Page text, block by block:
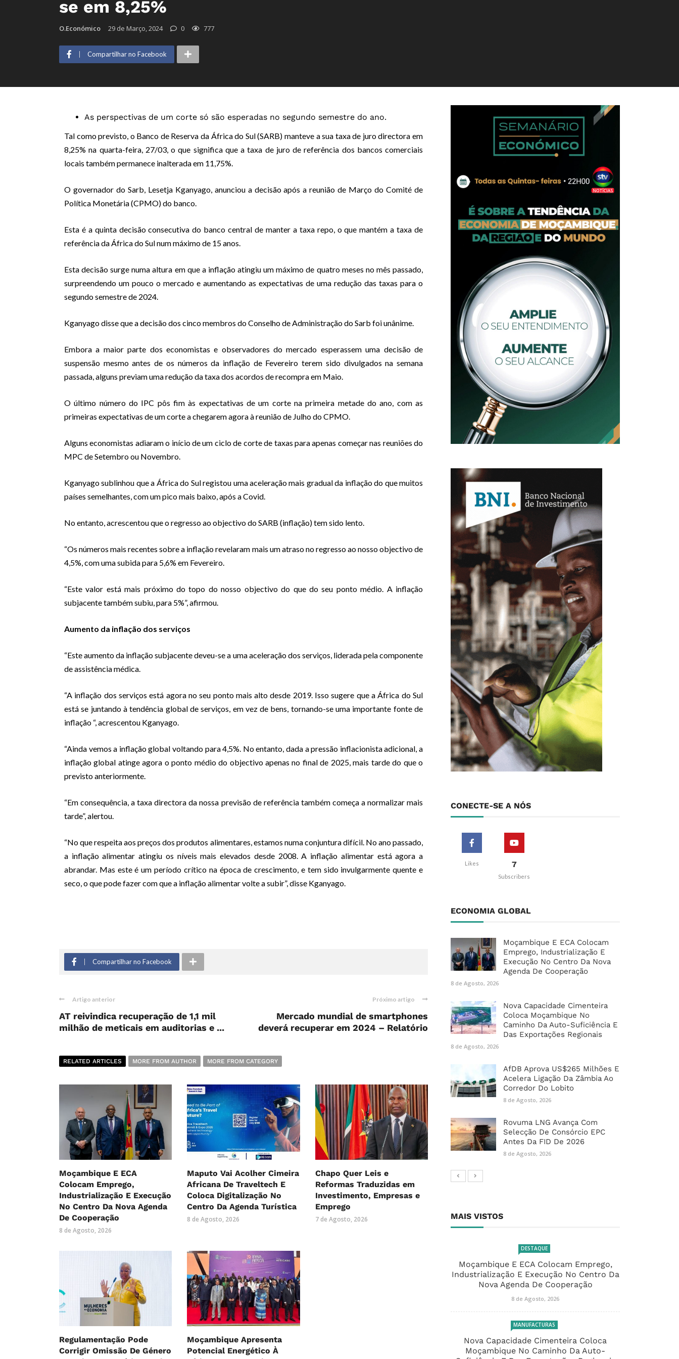
se em 8,25%
O.Económico 29 de Março, 2024 0 777
Compartilhar no Facebook
As perspectivas de um corte só são esperadas no segundo semestre do ano.
Tal como previsto, o Banco de Reserva da África do Sul (SARB) manteve a sua taxa de juro directora em
8,25% na quarta-feira, 27/03, o que significa que a taxa de juro de referência dos bancos comerciais
locais também permanece inalterada em 11,75%.
O governador do Sarb, Lesetja Kganyago, anunciou a decisão após a reunião de Março do Comité de
Política Monetária (CPMO) do banco.
Esta é a quinta decisão consecutiva do banco central de manter a taxa repo, o que mantém a taxa de
referência da África do Sul num máximo de 15 anos.
Esta decisão surge numa altura em que a inflação atingiu um máximo de quatro meses no mês passado,
surpreendendo um pouco o mercado e aumentando as expectativas de uma redução das taxas para o
segundo semestre de 2024.
Kganyago disse que a decisão dos cinco membros do Conselho de Administração do Sarb foi unânime.
Embora a maior parte dos economistas e observadores do mercado esperassem uma decisão de
suspensão mesmo antes de os números da inflação de Fevereiro terem sido divulgados na semana
passada, alguns previam uma redução da taxa dos acordos de recompra em Maio.
O último número do IPC pôs fim às expectativas de um corte na primeira metade do ano, com as
primeiras expectativas de um corte a chegarem agora à reunião de Julho do CPMO.
Alguns economistas adiaram o início de um ciclo de corte de taxas para apenas começar nas reuniões do
MPC de Setembro ou Novembro.
Kganyago sublinhou que a África do Sul registou uma aceleração mais gradual da inflação do que muitos
países semelhantes, com um pico mais baixo, após a Covid.
No entanto, acrescentou que o regresso ao objectivo do SARB (inflação) tem sido lento.
“Os números mais recentes sobre a inflação revelaram mais um atraso no regresso ao nosso objectivo de
4,5%, com uma subida para 5,6% em Fevereiro.
“Este valor está mais próximo do topo do nosso objectivo do que do seu ponto médio. A inflação
subjacente também subiu, para 5%”, afirmou.
Aumento da inflação dos serviços
“Este aumento da inflação subjacente deveu-se a uma aceleração dos serviços, liderada pela componente
de assistência médica.
“A inflação dos serviços está agora no seu ponto mais alto desde 2019. Isso sugere que a África do Sul
está se juntando à tendência global de serviços, em vez de bens, tornando-se uma importante fonte de
inflação “, acrescentou Kganyago.
“Ainda vemos a inflação global voltando para 4,5%. No entanto, dada a pressão inflacionista adicional, a
inflação global atinge agora o ponto médio do objectivo apenas no final de 2025, mais tarde do que o
previsto anteriormente.
“Em consequência, a taxa directora da nossa previsão de referência também começa a normalizar mais
tarde”, alertou.
“No que respeita aos preços dos produtos alimentares, estamos numa conjuntura difícil. No ano passado,
a inflação alimentar atingiu os níveis mais elevados desde 2008. A inflação alimentar está agora a
abrandar. Mas este é um período crítico na época de crescimento, e tem sido invulgarmente quente e
seco, o que pode fazer com que a inflação alimentar volte a subir”, disse Kganyago.
Compartilhar no Facebook
Artigo anterior
AT reivindica recuperação de 1,1 mil
milhão de meticais em auditorias e ...
Próximo artigo
Mercado mundial de smartphones
deverá recuperar em 2024 – Relatório
RELATED ARTICLES MORE FROM AUTHOR MORE FROM CATEGORY
Moçambique E ECA
Colocam Emprego,
Industrialização E Execução
No Centro Da Nova Agenda
De Cooperação
8 de Agosto, 2026
Maputo Vai Acolher Cimeira
Africana De Traveltech E
Coloca Digitalização No
Centro Da Agenda Turística
8 de Agosto, 2026
Chapo Quer Leis e
Reformas Traduzidas em
Investimento, Empresas e
Emprego
7 de Agosto, 2026
Regulamentação Pode
Corrigir Omissão De Género
Moçambique Apresenta
Potencial Energético À
CONECTE-SE A NÓS
Likes 7
Subscribers
ECONOMIA GLOBAL
Moçambique E ECA Colocam
Emprego, Industrialização E
Execução No Centro Da Nova
Agenda De Cooperação
8 de Agosto, 2026
Nova Capacidade Cimenteira
Coloca Moçambique No
Caminho Da Auto-Suficiência E
Das Exportações Regionais
8 de Agosto, 2026
AfDB Aprova US$265 Milhões E
Acelera Ligação Da Zâmbia Ao
Corredor Do Lobito
8 de Agosto, 2026
Rovuma LNG Avança Com
Selecção De Consórcio EPC
Antes Da FID De 2026
8 de Agosto, 2026
MAIS VISTOS
DESTAQUE
Moçambique E ECA Colocam Emprego,
Industrialização E Execução No Centro Da
Nova Agenda De Cooperação
8 de Agosto, 2026
MANUFACTURAS
Nova Capacidade Cimenteira Coloca
Moçambique No Caminho Da Auto-